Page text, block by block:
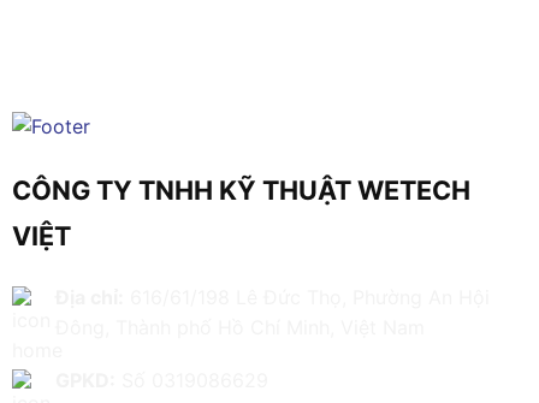
CÔNG TY TNHH KỸ THUẬT WETECH
VIỆT